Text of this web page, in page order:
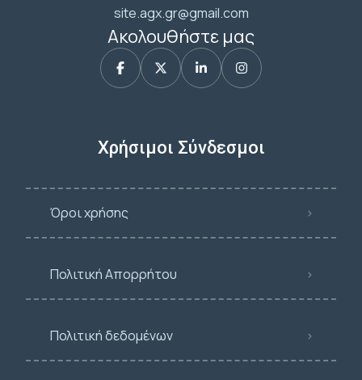
site.agx.gr@gmail.com
Ακολουθήστε μας
Χρήσιμοι Σύνδεσμοι
Όροι χρήσης
Πολιτική Απορρήτου
Πολιτική δεδομένων